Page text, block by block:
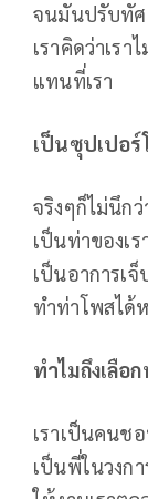
จนมันปรับทัศ
เราคิดว่าเร
แทนที่เรา
เป็นซุปเปอร์
จริงๆก็ไม่นึก
เป็นท่าของเ
เป็นอาการเจ็
ทำท่าโพสได้
ทำไมถึงเลือ
เราเป็นคนช
เป็นพี่ในวงก